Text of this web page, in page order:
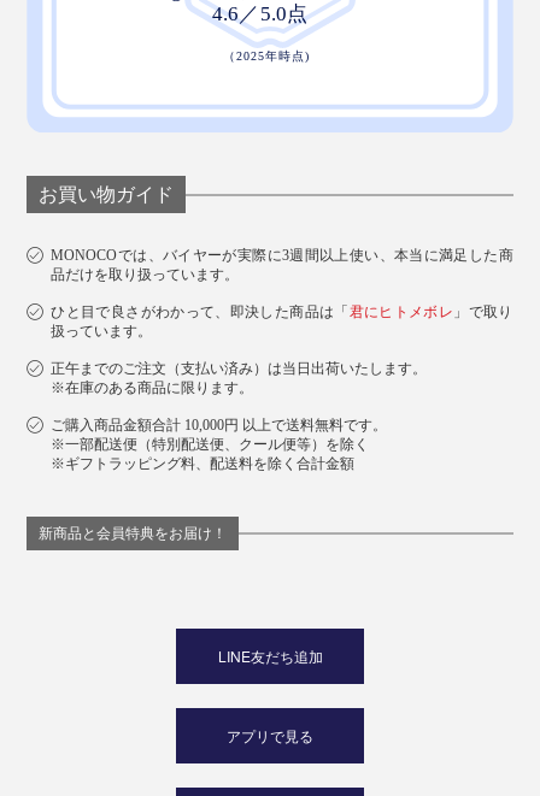
お買い物ガイド
MONOCOでは、バイヤーが実際に3週間以上使い、本当に満足した商
品だけを取り扱っています。
ひと目で良さがわかって、即決した商品は「君にヒトメボレ 」で取り
扱っています。
正午までのご注文（支払い済み）は当日出荷いたします。
※在庫のある商品に限ります。
ご購入商品金額合計 10,000円 以上で送料無料です。
※一部配送便（特別配送便、クール便等）を除く
※ギフトラッピング料、配送料を除く合計金額
新商品と会員特典をお届け！
LINE友だち追加
アプリで見る